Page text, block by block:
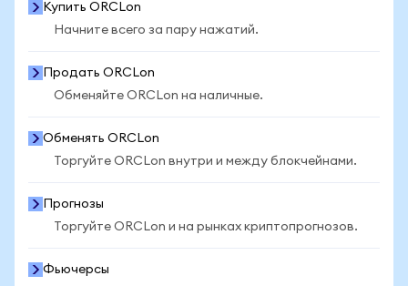
Купить ORCLon
Начните всего за пару нажатий.
Продать ORCLon
Обменяйте ORCLon на наличные.
Обменять ORCLon
Торгуйте ORCLon внутри и между блокчейнами.
Прогнозы
Торгуйте ORCLon и на рынках криптопрогнозов.
Фьючерсы